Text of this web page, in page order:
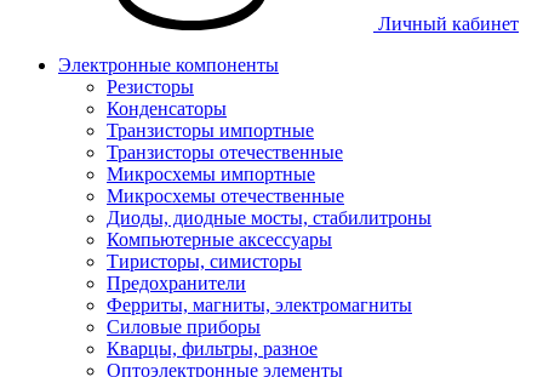
Личный кабинет
Электронные компоненты
Резисторы
Конденсаторы
Транзисторы импортные
Транзисторы отечественные
Микросхемы импортные
Микросхемы отечественные
Диоды, диодные мосты, стабилитроны
Компьютерные аксессуары
Тиристоры, симисторы
Предохранители
Ферриты, магниты, электромагниты
Силовые приборы
Кварцы, фильтры, разное
Оптоэлектронные элементы